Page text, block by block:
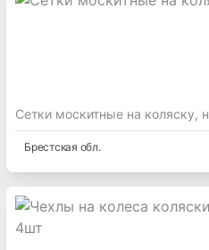
Сетки москитные на коляску,
Брестская обл.